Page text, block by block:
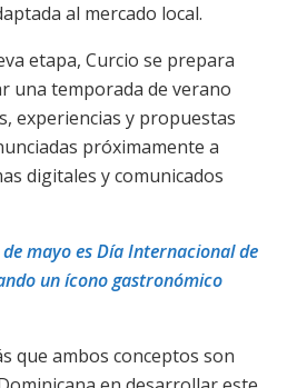
al mercado local.
etapa, Curcio se prepara
una temporada de verano
experiencias y propuestas
próximamente a
digitales y comunicados
de mayo es Día Internacional de
un ícono gastronómico
que ambos conceptos son